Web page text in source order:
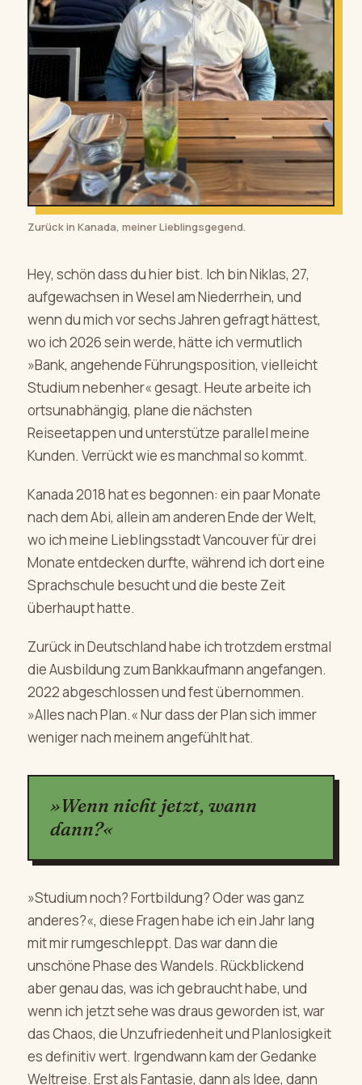
Zurück in Kanada, meiner Lieblingsgegend.
Hey, schön dass du hier bist. Ich bin Niklas, 27,
aufgewachsen in Wesel am Niederrhein, und
wenn du mich vor sechs Jahren gefragt hättest,
wo ich 2026 sein werde, hätte ich vermutlich
»Bank, angehende Führungsposition, vielleicht
Studium nebenher« gesagt. Heute arbeite ich
ortsunabhängig, plane die nächsten
Reiseetappen und unterstütze parallel meine
Kunden. Verrückt wie es manchmal so kommt.
Kanada 2018 hat es begonnen: ein paar Monate
nach dem Abi, allein am anderen Ende der Welt,
wo ich meine Lieblingsstadt Vancouver für drei
Monate entdecken durfte, während ich dort eine
Sprachschule besucht und die beste Zeit
überhaupt hatte.
Zurück in Deutschland habe ich trotzdem erstmal
die Ausbildung zum Bankkaufmann angefangen.
2022 abgeschlossen und fest übernommen.
»Alles nach Plan.« Nur dass der Plan sich immer
weniger nach meinem angefühlt hat.
»Wenn nicht jetzt, wann
dann?«
»Studium noch? Fortbildung? Oder was ganz
anderes?«, diese Fragen habe ich ein Jahr lang
mit mir rumgeschleppt. Das war dann die
unschöne Phase des Wandels. Rückblickend
aber genau das, was ich gebraucht habe, und
wenn ich jetzt sehe was draus geworden ist, war
das Chaos, die Unzufriedenheit und Planlosigkeit
es definitiv wert. Irgendwann kam der Gedanke
Weltreise. Erst als Fantasie, dann als Idee, dann